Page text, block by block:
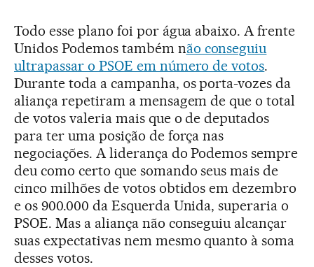
Todo esse plano foi por água abaixo. A frente
Unidos Podemos também não conseguiu
ultrapassar o PSOE em número de votos.
Durante toda a campanha, os porta-vozes da
aliança repetiram a mensagem de que o total
de votos valeria mais que o de deputados
para ter uma posição de força nas
negociações. A liderança do Podemos sempre
deu como certo que somando seus mais de
cinco milhões de votos obtidos em dezembro
e os 900.000 da Esquerda Unida, superaria o
PSOE. Mas a aliança não conseguiu alcançar
suas expectativas nem mesmo quanto à soma
desses votos.